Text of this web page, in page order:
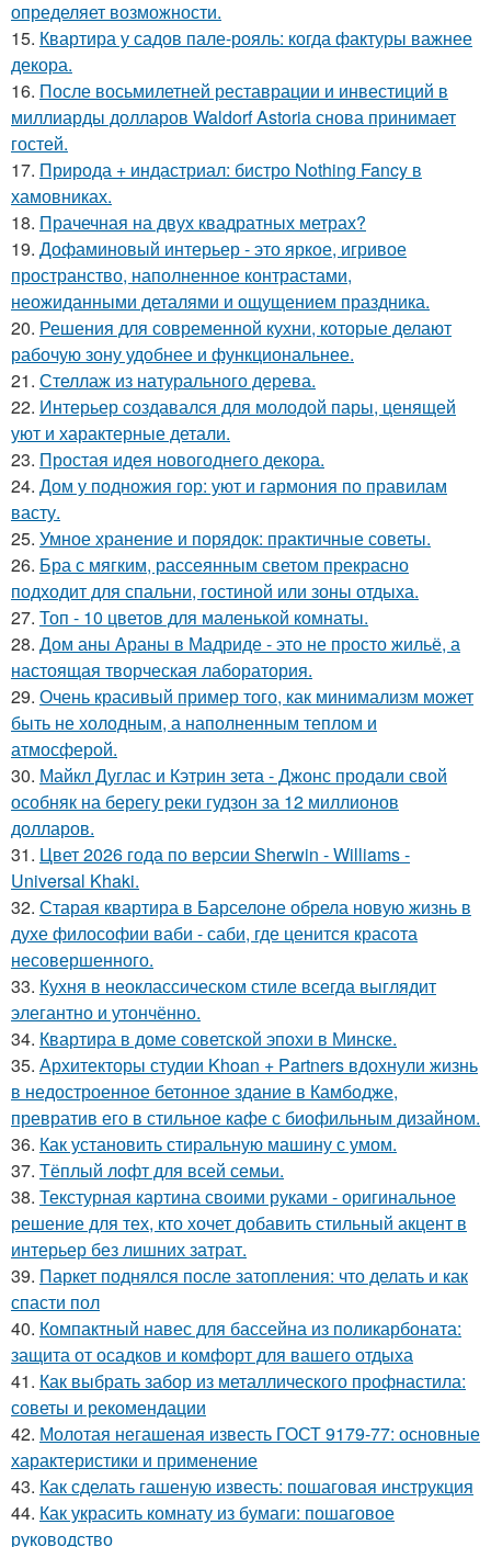
определяет возможности.
15. Квартира у садов пале-рояль: когда фактуры важнее
декора.
16. После восьмилетней реставрации и инвестиций в
миллиарды долларов Waldorf Astoria снова принимает
гостей.
17. Природа + индастриал: бистро Nothing Fancy в
хамовниках.
18. Прачечная на двух квадратных метрах?
19. Дофаминовый интерьер - это яркое, игривое
пространство, наполненное контрастами,
неожиданными деталями и ощущением праздника.
20. Решения для современной кухни, которые делают
рабочую зону удобнее и функциональнее.
21. Стеллаж из натурального дерева.
22. Интерьер создавался для молодой пары, ценящей
уют и характерные детали.
23. Простая идея новогоднего декора.
24. Дом у подножия гор: уют и гармония по правилам
васту.
25. Умное хранение и порядок: практичные советы.
26. Бра с мягким, рассеянным светом прекрасно
подходит для спальни, гостиной или зоны отдыха.
27. Топ - 10 цветов для маленькой комнаты.
28. Дом аны Араны в Мадриде - это не просто жильё, а
настоящая творческая лаборатория.
29. Очень красивый пример того, как минимализм может
быть не холодным, а наполненным теплом и
атмосферой.
30. Майкл Дуглас и Кэтрин зета - Джонс продали свой
особняк на берегу реки гудзон за 12 миллионов
долларов.
31. Цвет 2026 года по версии Sherwin - Williams -
Universal Khaki.
32. Старая квартира в Барселоне обрела новую жизнь в
духе философии ваби - саби, где ценится красота
несовершенного.
33. Кухня в неоклассическом стиле всегда выглядит
элегантно и утончённо.
34. Квартира в доме советской эпохи в Минске.
35. Архитекторы студии Khoan + Partners вдохнули жизнь
в недостроенное бетонное здание в Камбодже,
превратив его в стильное кафе с биофильным дизайном.
36. Как установить стиральную машину с умом.
37. Тёплый лофт для всей семьи.
38. Текстурная картина своими руками - оригинальное
решение для тех, кто хочет добавить стильный акцент в
интерьер без лишних затрат.
39. Паркет поднялся после затопления: что делать и как
спасти пол
40. Компактный навес для бассейна из поликарбоната:
защита от осадков и комфорт для вашего отдыха
41. Как выбрать забор из металлического профнастила:
советы и рекомендации
42. Молотая негашеная известь ГОСТ 9179-77: основные
характеристики и применение
43. Как сделать гашеную известь: пошаговая инструкция
44. Как украсить комнату из бумаги: пошаговое
руководство